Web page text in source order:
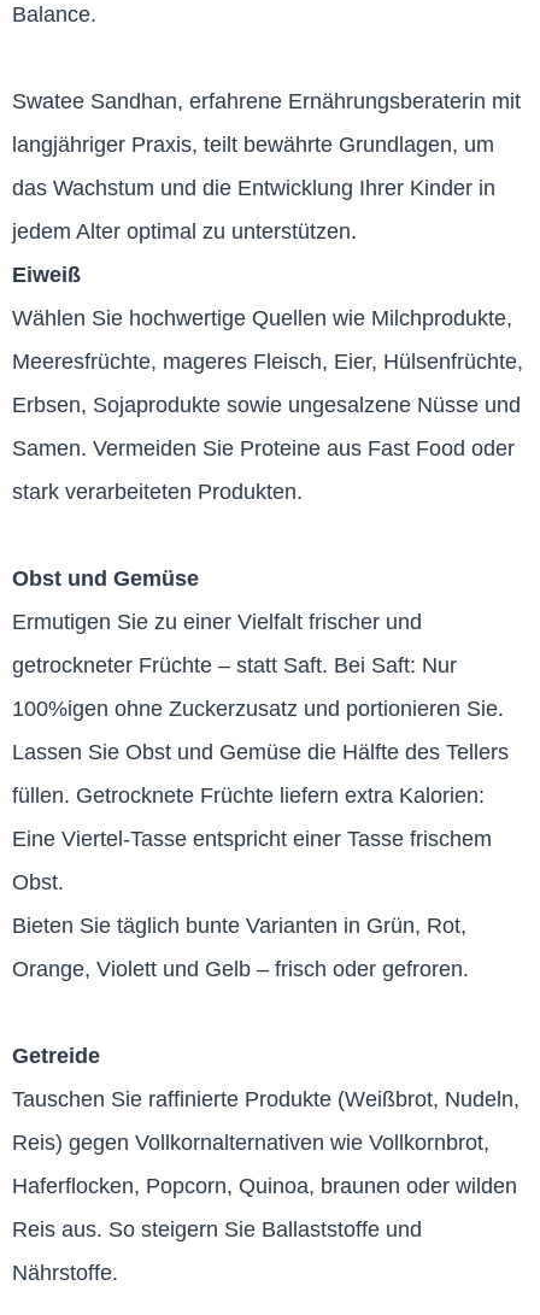
Balance.
Swatee Sandhan, erfahrene Ernährungsberaterin mit
langjähriger Praxis, teilt bewährte Grundlagen, um
das Wachstum und die Entwicklung Ihrer Kinder in
jedem Alter optimal zu unterstützen.
Eiweiß
Wählen Sie hochwertige Quellen wie Milchprodukte,
Meeresfrüchte, mageres Fleisch, Eier, Hülsenfrüchte,
Erbsen, Sojaprodukte sowie ungesalzene Nüsse und
Samen. Vermeiden Sie Proteine aus Fast Food oder
stark verarbeiteten Produkten.
Obst und Gemüse
Ermutigen Sie zu einer Vielfalt frischer und
getrockneter Früchte – statt Saft. Bei Saft: Nur
100%igen ohne Zuckerzusatz und portionieren Sie.
Lassen Sie Obst und Gemüse die Hälfte des Tellers
füllen. Getrocknete Früchte liefern extra Kalorien:
Eine Viertel-Tasse entspricht einer Tasse frischem
Obst.
Bieten Sie täglich bunte Varianten in Grün, Rot,
Orange, Violett und Gelb – frisch oder gefroren.
Getreide
Tauschen Sie raffinierte Produkte (Weißbrot, Nudeln,
Reis) gegen Vollkornalternativen wie Vollkornbrot,
Haferflocken, Popcorn, Quinoa, braunen oder wilden
Reis aus. So steigern Sie Ballaststoffe und
Nährstoffe.